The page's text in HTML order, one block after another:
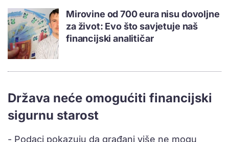
Mirovine od 700 eura nisu dovoljne
za život: Evo što savjetuje naš
financijski analitičar
Država neće omogućiti financijski
sigurnu starost
- Podaci pokazuju da građani više ne mogu